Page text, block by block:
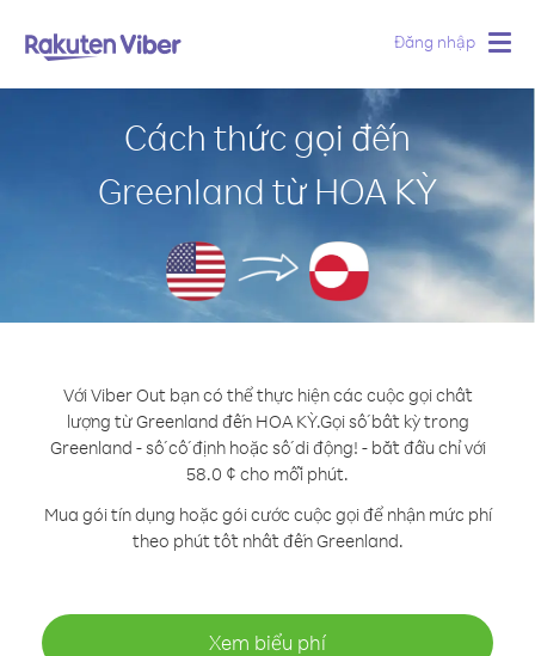
Đăng nhập
Cách thức gọi đến
Greenland từ HOA KỲ
Với Viber Out bạn có thể thực hiện các cuộc gọi chất
lượng từ Greenland đến HOA KỲ.Gọi số bất kỳ trong
Greenland - số cố định hoặc số di động! - bắt đầu chỉ với
58.0 ¢ cho mỗi phút.
Mua gói tín dụng hoặc gói cước cuộc gọi để nhận mức phí
theo phút tốt nhất đến Greenland.
Xem biểu phí